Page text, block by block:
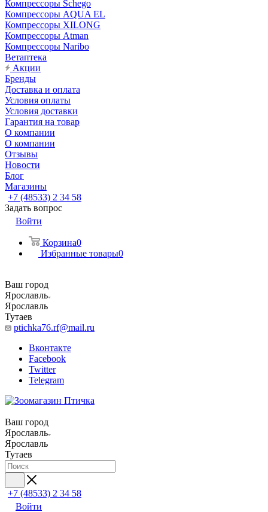
Компрессоры Schego
Компрессоры AQUA EL
Компрессоры XILONG
Компрессоры Atman
Компрессоры Naribo
Ветаптека
Акции
Бренды
Доставка и оплата
Условия оплаты
Условия доставки
Гарантия на товар
О компании
О компании
Отзывы
Новости
Блог
Магазины
+7 (48533) 2 34 58
Задать вопрос
Войти
Корзина0
Избранные товары0
Ваш город
Ярославль
Ярославль
Тутаев
ptichka76.rf@mail.ru
Вконтакте
Facebook
Twitter
Telegram
Ваш город
Ярославль
Ярославль
Тутаев
+7 (48533) 2 34 58
Войти